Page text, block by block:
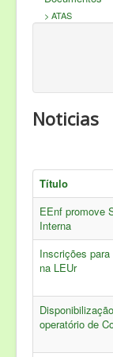
> ATAS
Noticias
Título
EEnf promove
Interna
Inscrições
na LEUr
operatório de